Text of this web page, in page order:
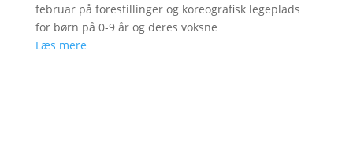
februar på forestillinger og koreografisk legeplads
for børn på 0-9 år og deres voksne
Læs mere